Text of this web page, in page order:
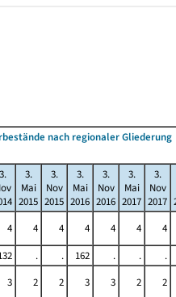
nach regionaler Gliederung
3.
3.
Mai
2015
3.
Nov
2015
3.
Mai
2016
3.
Nov
2016
3.
Mai
2017
3.
Nov
2017
4 4 4 4 4 4 4
. . 162 . . .
3 2 2 3 3 2 2